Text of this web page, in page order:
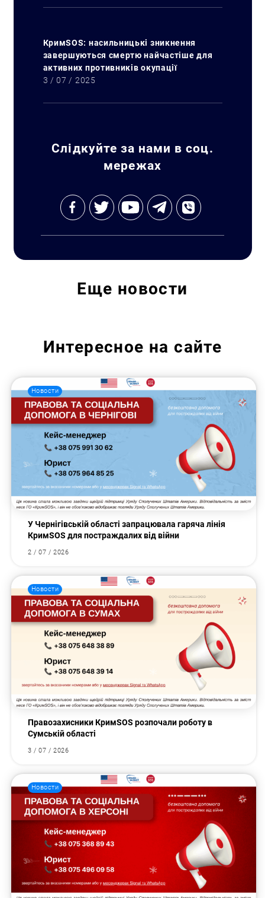
Искать:
КримSOS: насильницькі зникнення
завершуються смертю найчастіше для
активних противників окупації
3 / 07 / 2025
Слідкуйте за нами в соц.
мережах
Еще новости
Интересное на сайте
Новости
У Чернігівській області запрацювала гаряча лінія
КримSOS для постраждалих від війни
2 / 07 / 2026
Новости
Правозахисники КримSOS розпочали роботу в
Сумській області
3 / 07 / 2026
Новости